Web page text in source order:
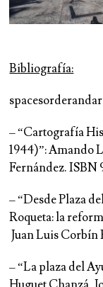
Bibliografía:
– “Cartografía
1944)”: Amando
Fernández.
– “Desde Plaza
Roqueta: la
Juan Luis
– “La plaza del